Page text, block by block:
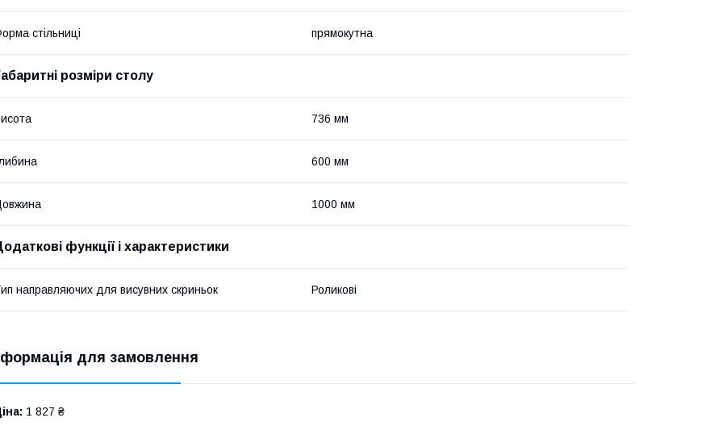
стільниці прямокутна
розміри столу
736 мм
600 мм
1000 мм
функції і характеристики
направляючих для висувних скриньок Роликові
для замовлення
1 827 ₴